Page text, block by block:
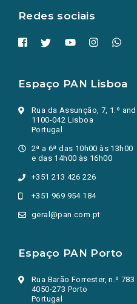
Redes sociais
Espaço PAN Lisboa
Rua da Assunção, 7, 1.º
1100-042 Lisboa
Portugal
2ª a 6ª das 10h00 às 13h00
e das 14h00 às 16h00
+351 213 426 226
+351 969 954 184
geral@pan.com.pt
Espaço PAN Porto
Rua Barão Forrester, n.º 783
4050-273 Porto
Portugal